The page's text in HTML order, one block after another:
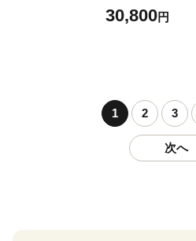
30,800円
1 2 3
次へ